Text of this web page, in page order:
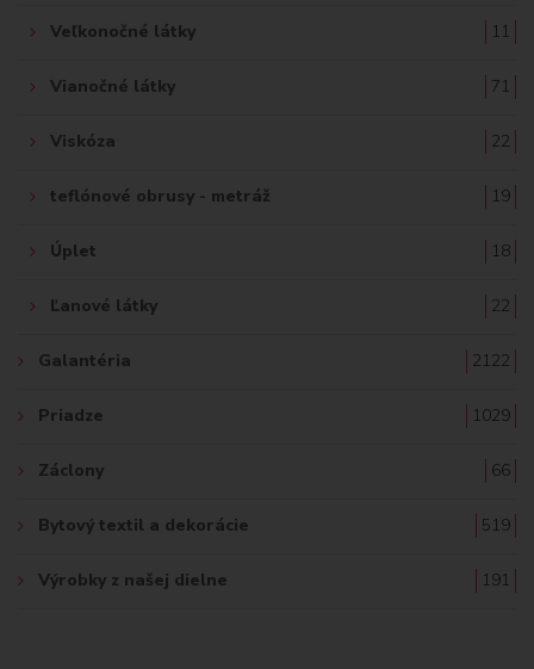
Veľkonočné látky 11
Vianočné látky 71
Viskóza 22
teflónové obrusy - metráž 19
Úplet 18
Ľanové látky 22
Galantéria 2122
Priadze 1029
Záclony 66
Bytový textil a dekorácie 519
Výrobky z našej dielne 191